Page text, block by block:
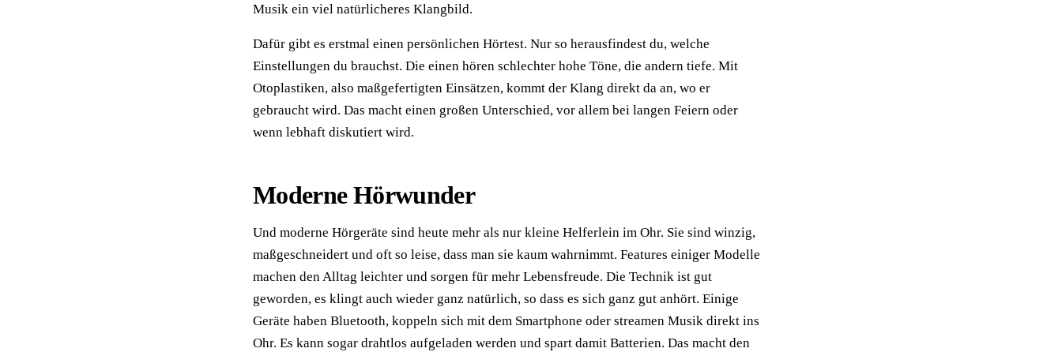
Musik ein viel natürlicheres Klangbild.
Dafür gibt es erstmal einen persönlichen Hörtest. Nur so herausfindest du, welche
Einstellungen du brauchst. Die einen hören schlechter hohe Töne, die andern tiefe. Mit
Otoplastiken, also maßgefertigten Einsätzen, kommt der Klang direkt da an, wo er
gebraucht wird. Das macht einen großen Unterschied, vor allem bei langen Feiern oder
wenn lebhaft diskutiert wird.
Moderne Hörwunder
Und moderne Hörgeräte sind heute mehr als nur kleine Helferlein im Ohr. Sie sind winzig,
maßgeschneidert und oft so leise, dass man sie kaum wahrnimmt. Features einiger Modelle
machen den Alltag leichter und sorgen für mehr Lebensfreude. Die Technik ist gut
geworden, es klingt auch wieder ganz natürlich, so dass es sich ganz gut anhört. Einige
Geräte haben Bluetooth, koppeln sich mit dem Smartphone oder streamen Musik direkt ins
Ohr. Es kann sogar drahtlos aufgeladen werden und spart damit Batterien. Das macht den